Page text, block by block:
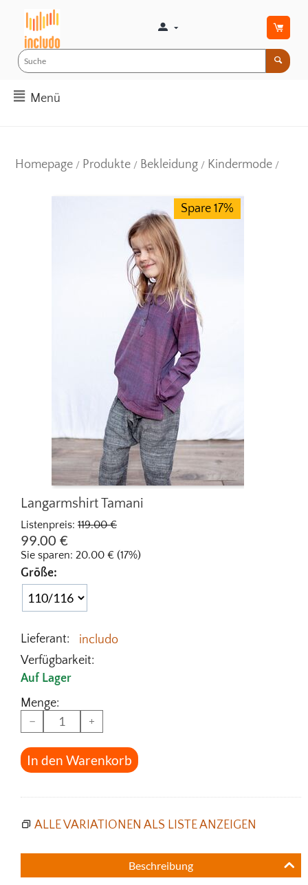
Menü
Homepage / Produkte / Bekleidung / Kindermode /
Spare 17%
Langarmshirt Tamani
Listenpreis: 119.00 €
99.00 €
Sie sparen: 20.00 € (17%)
Größe:
Lieferant:
includo
Verfügbarkeit:
Auf Lager
Menge:
−
+
In den Warenkorb
ALLE VARIATIONEN ALS LISTE ANZEIGEN
Beschreibung